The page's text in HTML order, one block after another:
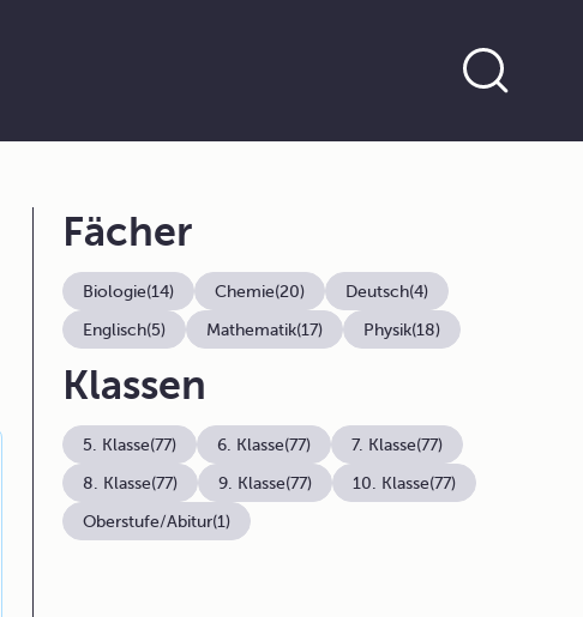
Fächer
Biologie(14) Chemie(20) Deutsch(4)
Englisch(5) Mathematik(17) Physik(18)
Klassen
5. Klasse(77) 6. Klasse(77) 7. Klasse(77)
8. Klasse(77) 9. Klasse(77) 10. Klasse(77)
Oberstufe/Abitur(1)